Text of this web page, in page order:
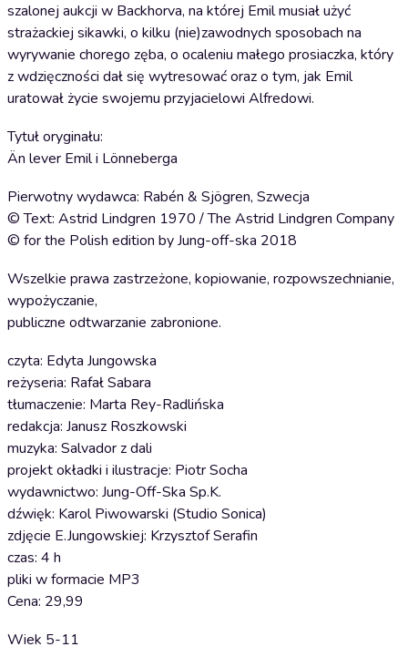
szalonej aukcji w Backhorva, na której Emil musiał użyć
strażackiej sikawki, o kilku (nie)zawodnych sposobach na
wyrywanie chorego zęba, o ocaleniu małego prosiaczka, który
z wdzięczności dał się wytresować oraz o tym, jak Emil
uratował życie swojemu przyjacielowi Alfredowi.
Tytuł oryginału:
Än lever Emil i Lönneberga
Pierwotny wydawca: Rabén & Sjögren, Szwecja
© Text: Astrid Lindgren 1970 / The Astrid Lindgren Company
© for the Polish edition by Jung-off-ska 2018
Wszelkie prawa zastrzeżone, kopiowanie, rozpowszechnianie,
wypożyczanie,
publiczne odtwarzanie zabronione.
czyta: Edyta Jungowska
reżyseria: Rafał Sabara
tłumaczenie: Marta Rey-Radlińska
redakcja: Janusz Roszkowski
muzyka: Salvador z dali
projekt okładki i ilustracje: Piotr Socha
wydawnictwo: Jung-Off-Ska Sp.K.
dźwięk: Karol Piwowarski (Studio Sonica)
zdjęcie E.Jungowskiej: Krzysztof Serafin
czas: 4 h
pliki w formacie MP3
Cena: 29,99
Wiek 5-11